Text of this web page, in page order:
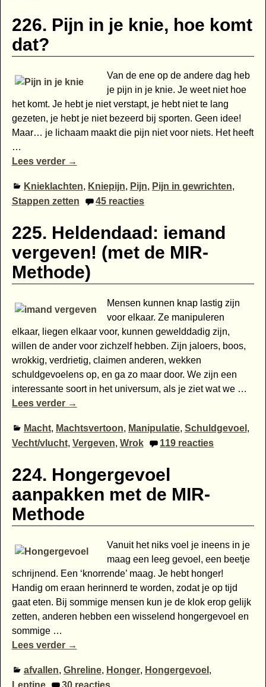
226. Pijn in je knie, hoe komt
dat?
Van de ene op de andere dag heb
je pijn in je knie. Je weet niet hoe
het komt. Je hebt je niet verstapt, je hebt niet te lang
gezeten, je hebt je niet bezeerd bij sporten. Geen idee!
Maar… je lichaam maakt die pijn niet voor niets. Het heeft
…
Lees verder →
Knieklachten, Kniepijn, Pijn, Pijn in gewrichten,
Stappen zetten
45 reacties
225. Heldendaad: iemand
vergeven! (met de MIR-
Methode)
Mensen kunnen knap lastig zijn
voor elkaar. Ze manipuleren
elkaar, liegen elkaar voor, kunnen gewelddadig zijn,
willen de ander voor zichzelf hebben. Zijn jaloers, boos,
wrokkig, verdrietig, claimen anderen, wekken
schuldgevoelens op, en ga zo maar door. We zijn een
interessante soort in het universum, als je ziet wat we …
Lees verder →
Macht, Machtsvertoon, Manipulatie, Schuldgevoel ,
Vecht/vlucht, Vergeven, Wrok 119 reacties
224. Hongergevoel
aanpakken met de MIR-
Methode
Vanuit het niks voel je ineens in je
maag een leeg gevoel, een beetje
schrijnend. Een ‘knorrende’ maag. Je hebt honger!
Handig om eraan herinnerd te worden, zodat je op tijd
gaat eten. Bij sommige mensen kun je de klok erop gelijk
zetten, anderen hebben een wisselend hongergevoel en
sommige …
Lees verder →
afvallen, Ghreline, Honger, Hongergevoel ,
Leptine
30 reacties